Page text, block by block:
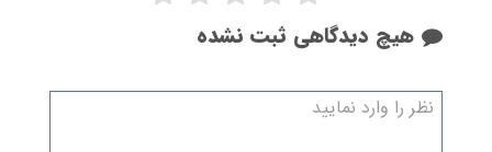
هیچ دیدگاهی ثبت نشده